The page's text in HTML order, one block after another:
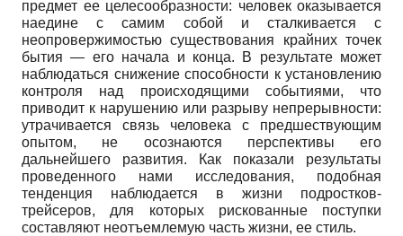
предмет ее целесообразности: человек оказывается
наедине с самим собой и сталкивается с
неопровержимостью существования крайних точек
бытия — его начала и кон­ца. В результате может
наблюдаться снижение способности к установлению
контроля над происходящими события­ми, что
приводит к нарушению или раз­рыву непрерывности:
утрачивается связь человека с предшествующим
опы­том, не осознаются перспективы его
дальнейшего развития. Как показали ре­зультаты
проведенного нами исследова­ния, подобная
тенденция наблюдается в жизни подростков-
трейсеров, для кото­рых рискованные поступки
составляют неотъемлемую часть жизни, ее стиль.